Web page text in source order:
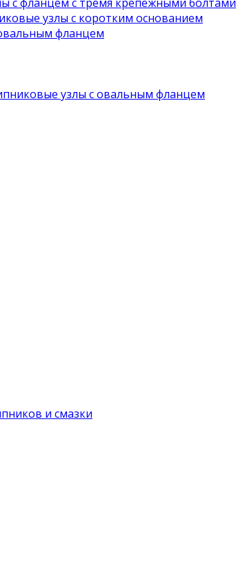
узлы с коротким основанием
фланцем
узлы с овальным фланцем
и смазки